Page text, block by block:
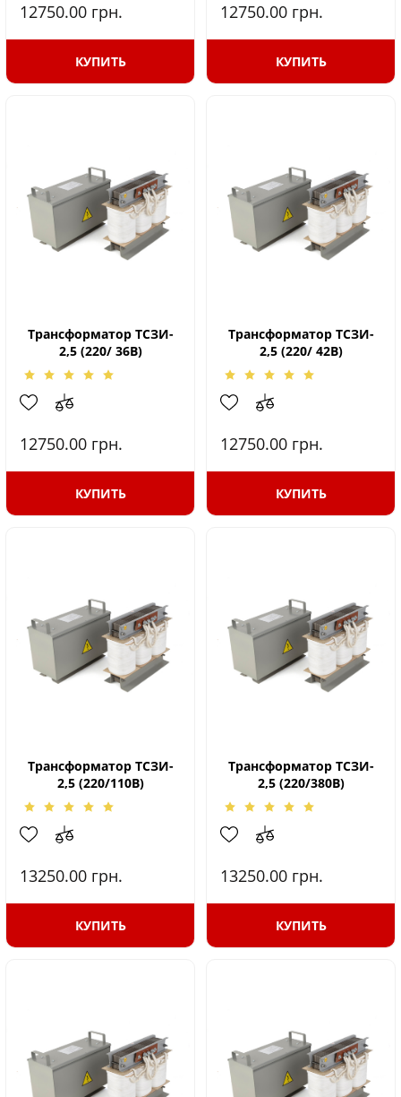
12750.00 грн.
КУПИТЬ
12750.00 грн.
КУПИТЬ
Трансформатор ТСЗИ-
2,5 (220/ 36В)
12750.00 грн.
КУПИТЬ
Трансформатор ТСЗИ-
2,5 (220/ 42В)
12750.00 грн.
КУПИТЬ
Трансформатор ТСЗИ-
2,5 (220/110В)
13250.00 грн.
КУПИТЬ
Трансформатор ТСЗИ-
2,5 (220/380В)
13250.00 грн.
КУПИТЬ